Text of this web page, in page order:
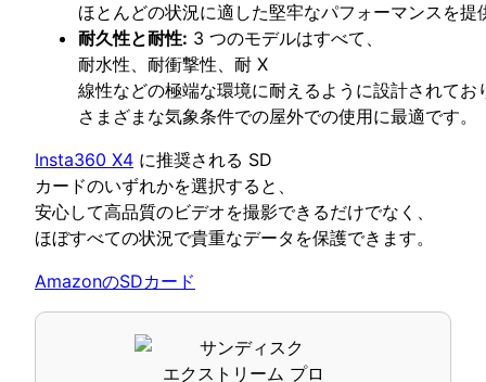
ほとんどの状況に適した堅牢なパフォーマンスを提
耐久性と耐性: 3 つのモデルはすべて、
耐水性、耐衝撃性、耐 X
線性などの極端な環境に耐えるように設計されてお
さまざまな気象条件での屋外での使用に最適です。
Insta360 X4 に推奨される SD
カードのいずれかを選択すると、
安心して高品質のビデオを撮影できるだけでなく、
ほぼすべての状況で貴重なデータを保護できます。
AmazonのSDカード